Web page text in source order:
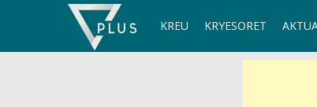
KREU KRYESORET